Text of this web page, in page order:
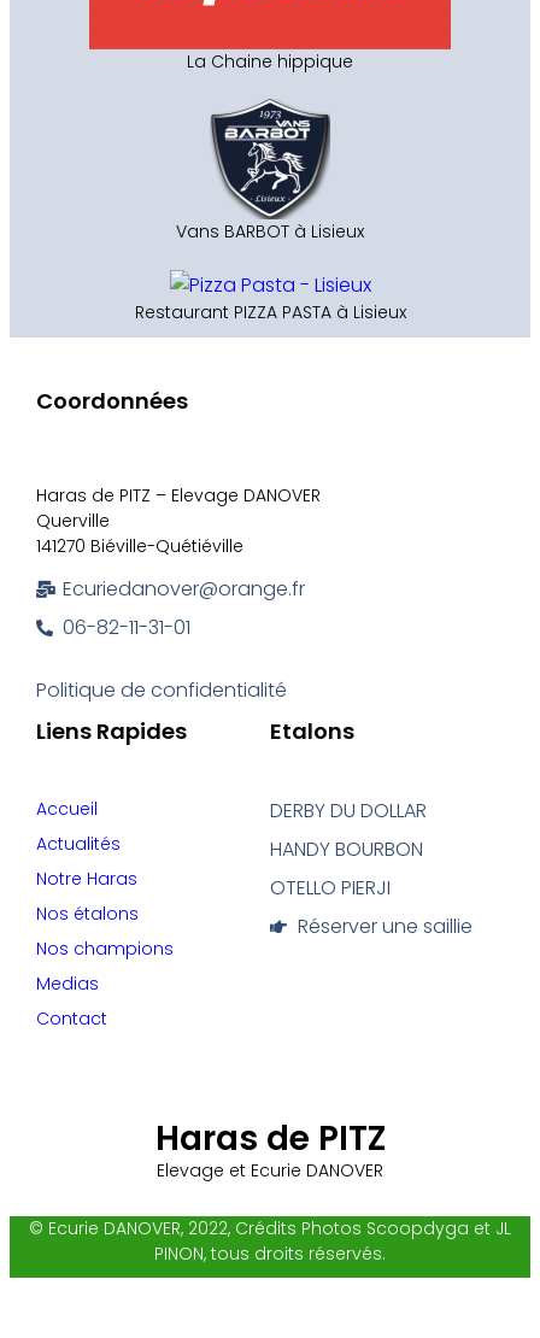
La Chaine hippique
Vans BARBOT à Lisieux
Restaurant PIZZA PASTA à Lisieux
Haras de PITZ
Elevage et Ecurie DANOVER
Etalons
DERBY DU DOLLAR
HANDY BOURBON
OTELLO PIERJI
Réserver une saillie
Liens Rapides
Accueil
Actualités
Notre Haras
Nos étalons
Nos champions
Medias
Contact
Coordonnées
Haras de PITZ – Elevage DANOVER
Querville
141270 Biéville-Quétiéville
Ecuriedanover@orange.fr
06-82-11-31-01
Politique de confidentialité
© Ecurie DANOVER, 2022, Crédits Photos Scoopdyga et JL
PINON, tous droits réservés.